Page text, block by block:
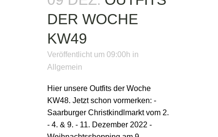
DER WOCHE
KW49
Veröffentlicht um 09:00h in
Allgemein
Hier unsere Outfits der Woche
KW48. Jetzt schon vormerken: -
Saarburger Christkindlmarkt vom 2.
- 4. & 9. - 11. Dezember 2022 -